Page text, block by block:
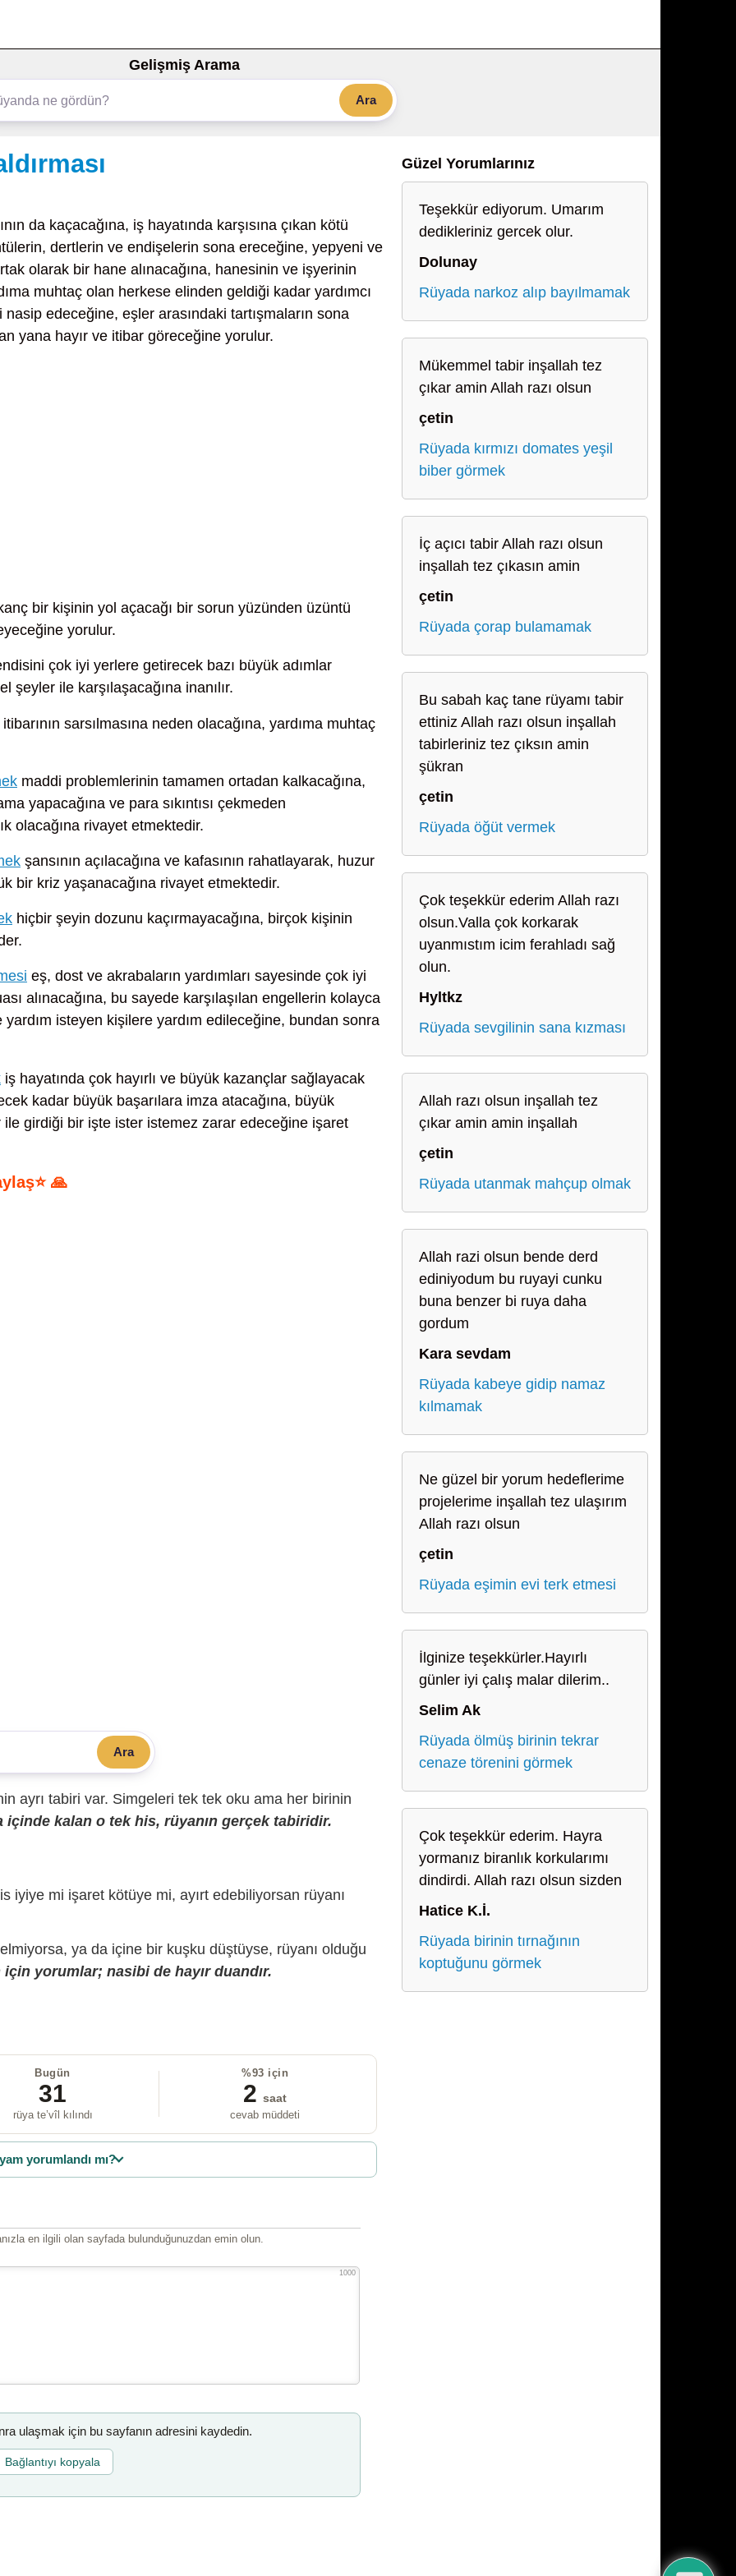
Gelişmiş Arama
Ara
da kaçacağına, iş hayatında karşısına çıkan kötü
dertlerin ve endişelerin sona ereceğine, yepyeni ve
olarak bir hane alınacağına, hanesinin ve işyerinin
muhtaç olan herkese elinden geldiği kadar yardımcı
edeceğine, eşler arasındaki tartışmaların sona
yana hayır ve itibar göreceğine yorulur.
bir kişinin yol açacağı bir sorun yüzünden üzüntü
yorulur.
çok iyi yerlere getirecek bazı büyük adımlar
şeyler ile karşılaşacağına inanılır.
sarsılmasına neden olacağına, yardıma muhtaç
maddi problemlerinin tamamen ortadan kalkacağına,
yapacağına ve para sıkıntısı çekmeden
olacağına rivayet etmektedir.
şansının açılacağına ve kafasının rahatlayarak, huzur
bir kriz yaşanacağına rivayet etmektedir.
hiçbir şeyin dozunu kaçırmayacağına, birçok kişinin
eş, dost ve akrabaların yardımları sayesinde çok iyi
alınacağına, bu sayede karşılaşılan engellerin kolayca
yardım isteyen kişilere yardım edileceğine, bundan sonra
iş hayatında çok hayırlı ve büyük kazançlar sağlayacak
kadar büyük başarılara imza atacağına, büyük
girdiği bir işte ister istemez zarar edeceğine işaret
🙏
Ara
ayrı tabiri var. Simgeleri tek tek oku ama her birinin
içinde kalan o tek his, rüyanın gerçek tabiridir.
iyiye mi işaret kötüye mi, ayırt edebiliyorsan rüyanı
ya da içine bir kuşku düştüyse, rüyanı olduğu
yorumlar; nasibi de hayır duandır.
Bugün
31
rüya te’vîl kılındı
%93 için
2 saat
cevab müddeti
yorumlandı mı?
en ilgili olan sayfada bulunduğunuzdan emin olun.
1000
ulaşmak için bu sayfanın adresini kaydedin.
Bağlantıyı kopyala
Güzel Yorumlarınız
Teşekkür ediyorum. Umarım
dedikleriniz gercek olur.
Dolunay
Rüyada narkoz alıp bayılmamak
Mükemmel tabir inşallah tez
çıkar amin Allah razı olsun
çetin
Rüyada kırmızı domates yeşil
biber görmek
İç açıcı tabir Allah razı olsun
inşallah tez çıkasın amin
çetin
Rüyada çorap bulamamak
Bu sabah kaç tane rüyamı tabir
ettiniz Allah razı olsun inşallah
tabirleriniz tez çıksın amin
şükran
çetin
Rüyada öğüt vermek
Çok teşekkür ederim Allah razı
olsun.Valla çok korkarak
uyanmıstım icim ferahladı sağ
olun.
Hyltkz
Rüyada sevgilinin sana kızması
Allah razı olsun inşallah tez
çıkar amin amin inşallah
çetin
Rüyada utanmak mahçup olmak
Allah razi olsun bende derd
ediniyodum bu ruyayi cunku
buna benzer bi ruya daha
gordum
Kara sevdam
Rüyada kabeye gidip namaz
kılmamak
Ne güzel bir yorum hedeflerime
projelerime inşallah tez ulaşırım
Allah razı olsun
çetin
Rüyada eşimin evi terk etmesi
İlginize teşekkürler.Hayırlı
günler iyi çalış malar dilerim..
Selim Ak
Rüyada ölmüş birinin tekrar
cenaze törenini görmek
Çok teşekkür ederim. Hayra
yormanız biranlık korkularımı
dindirdi. Allah razı olsun sizden
Hatice K.İ.
Rüyada birinin tırnağının
koptuğunu görmek